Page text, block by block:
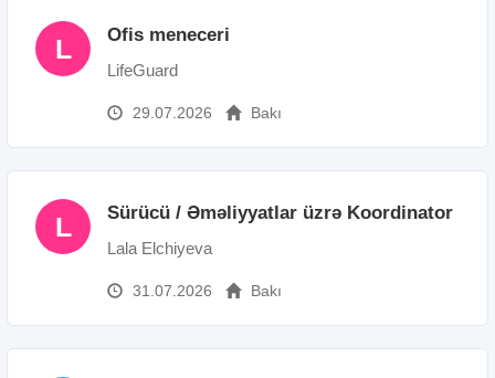
L Ofis meneceri
LifeGuard
29.07.2026 Bakı
L Sürücü / Əməliyyatlar üzrə Koordinator
Lala Elchiyeva
31.07.2026 Bakı